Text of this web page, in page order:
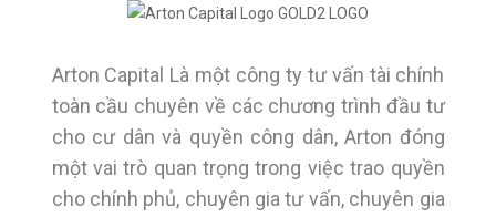
Arton Capital Là một công ty tư vấn tài chính
toàn cầu chuyên về các chương trình đầu tư
cho cư dân và quyền công dân, Arton đóng
một vai trò quan trọng trong việc trao quyền
cho chính phủ, chuyên gia tư vấn, chuyên gia